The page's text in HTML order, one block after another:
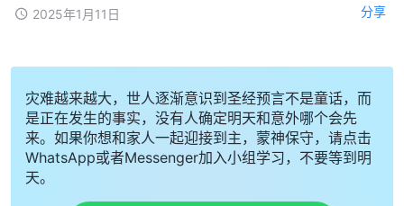
2025年1月11日 分享
灾难越来越大，世人逐渐意识到圣经预言不是童话，而
是正在发生的事实，没有人确定明天和意外哪个会先
来。如果你想和家人一起迎接到主，蒙神保守，请点击
WhatsApp或者Messenger加入小组学习，不要等到明
天。